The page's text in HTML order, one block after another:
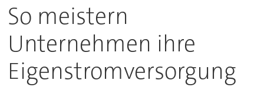
So meistern
Unternehmen ihre
Eigenstromversorgung